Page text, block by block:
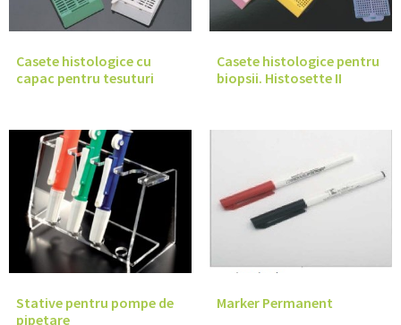
Casete histologice cu
capac pentru tesuturi
Casete histologice pentru
biopsii. Histosette II
Stative pentru pompe de
pipetare
Marker Permanent